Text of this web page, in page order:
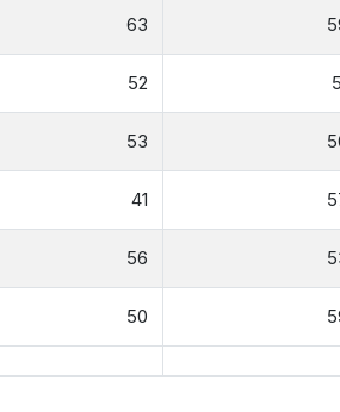
63
52
53
41
56
50